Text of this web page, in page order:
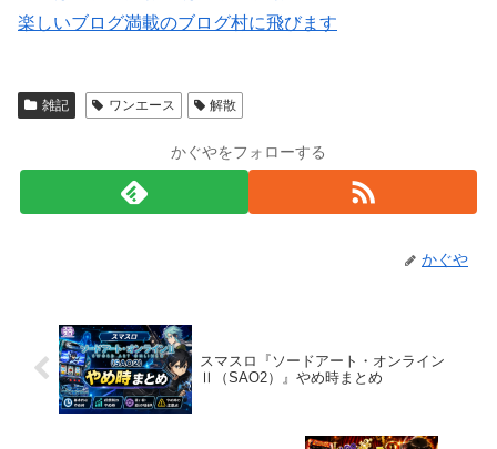
楽しいブログ満載のブログ村に飛びます
雑記 ワンエース 解散
かぐやをフォローする
かぐや
スマスロ『ソードアート・オンライン
Ⅱ（SAO2）』やめ時まとめ